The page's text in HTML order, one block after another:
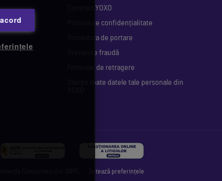
Contract YOXO
Politica de confidențialitate
Procedura de portare
Prevenire fraudă
Formular de retragere
Șterge toate datele tale personale din
Setează preferințele